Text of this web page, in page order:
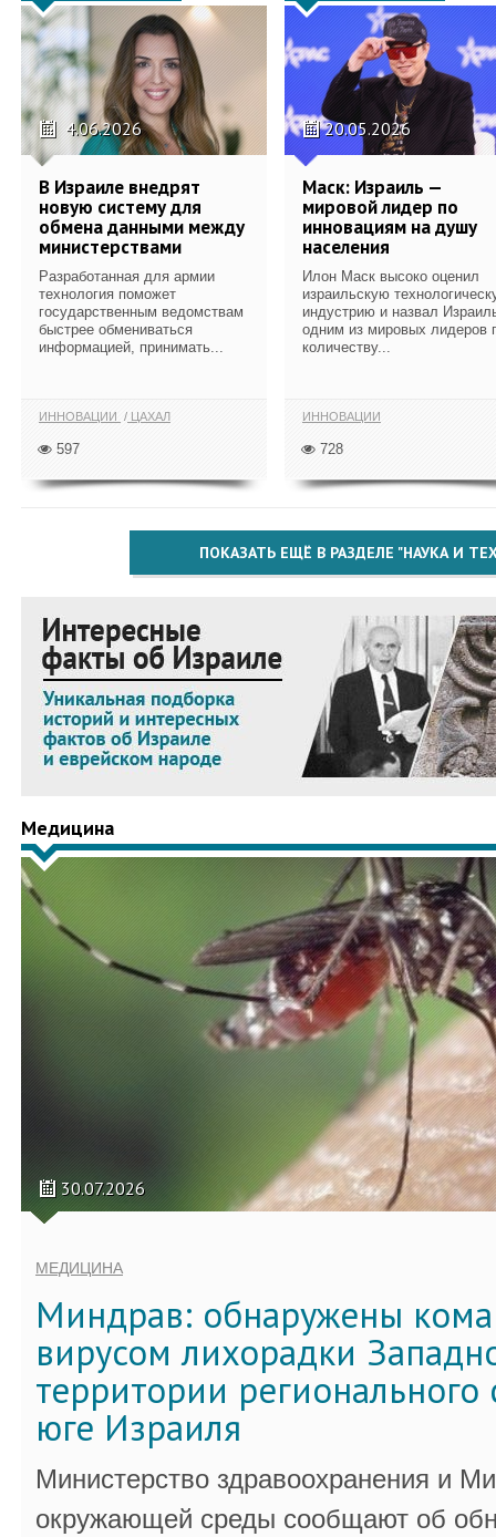
4.06.2026
В Израиле внедрят
новую систему для
обмена данными между
министерствами
Разработанная для армии
технология поможет
государственным ведомствам
быстрее обмениваться
информацией, принимать...
ИННОВАЦИИ ЦАХАЛ
597
20.05.2026
Маск: Израиль —
мировой лидер по
инновациям на душу
населения
Илон Маск высоко оценил
израильскую
индустрию и назвал
одним из мировых лидеров
количеству...
ИННОВАЦИИ
728
ПОКАЗАТЬ ЕЩЁ В РАЗДЕЛЕ "НАУКА И
Медицина
30.07.2026
МЕДИЦИНА
Миндрав: обнаружены
вирусом лихорадки
территории регионального
юге Израиля
Министерство здравоохранения и
окружающей среды сообщают об